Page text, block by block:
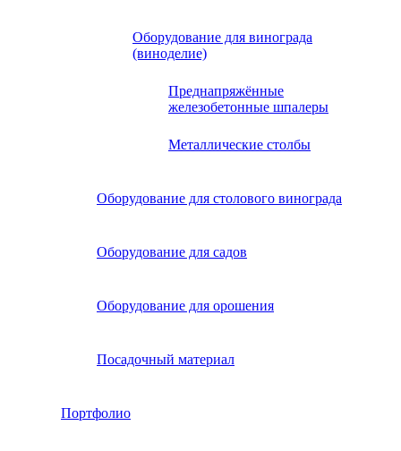
Оборудование для винограда
(виноделие)
Преднапряжённые
железобетонные шпалеры
Металлические столбы
Оборудование для столового винограда
Оборудование для садов
Оборудование для орошения
Посадочный материал
Портфолио